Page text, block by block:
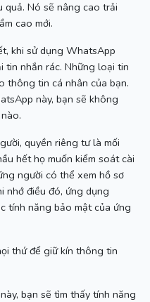
quả. Nó sẽ nâng cao trải
cao mới.
khi sử dụng WhatsApp
tin nhắn rác. Những loại tin
thông tin cá nhân của bạn.
này, bạn sẽ không
quyền riêng tư là mối
hết họ muốn kiểm soát cài
người có thể xem hồ sơ
nhớ điều đó, ứng dụng
tính năng bảo mật của ứng
thứ để giữ kín thông tin
bạn sẽ tìm thấy tính năng